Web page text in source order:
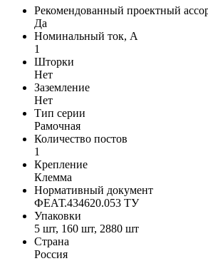
Рекомендованный проектный
Да
Номинальный ток, А
1
Шторки
Нет
Заземление
Нет
Тип серии
Рамочная
Количество постов
1
Крепление
Клемма
Нормативный документ
ФЕАТ.434620.053 ТУ
Упаковки
5 шт, 160 шт, 2880 шт
Страна
Россия